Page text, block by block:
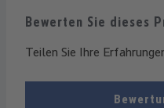
Bewerten Sie dieses
Teilen Sie Ihre